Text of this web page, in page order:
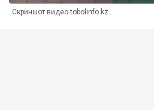
Скриншот видео tobolinfo.kz